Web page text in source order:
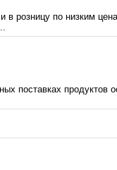
в розницу по низким
поставках продуктов